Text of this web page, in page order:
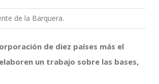
de la Barquera.
de diez países más el
un trabajo sobre las bases,